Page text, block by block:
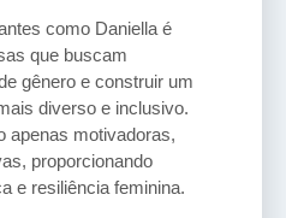
como Daniella é
que buscam
gênero e construir um
diverso e inclusivo.
apenas motivadoras,
proporcionando
e resiliência feminina.